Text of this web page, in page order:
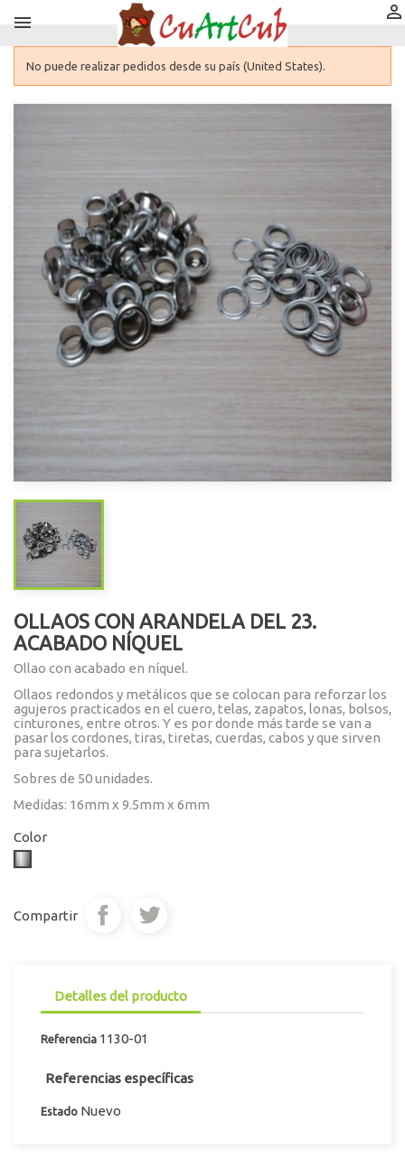
 
No puede realizar pedidos desde su país (United States).
OLLAOS CON ARANDELA DEL 23.
ACABADO NÍQUEL
Ollao con acabado en níquel.
Ollaos redondos y metálicos que se colocan para reforzar los
agujeros practicados en el cuero, telas, zapatos, lonas, bolsos,
cinturones, entre otros. Y es por donde más tarde se van a
pasar los cordones, tiras, tiretas, cuerdas, cabos y que sirven
para sujetarlos.
Sobres de 50 unidades.
Medidas: 16mm x 9.5mm x 6mm
Color
Níquel
Compartir
Detalles del producto
Referencia 1130-01
Referencias específicas
Estado Nuevo